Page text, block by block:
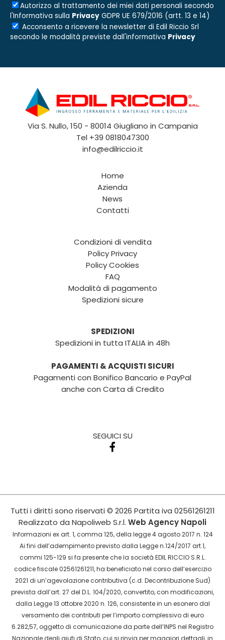
Autorizzo al trattamento dei miei dati personali secondo
l'Informativa sulla Privacy GDPR UE 679/2016 (artt. 13 e 14)
Acconsento a ricevere la newsletter di Edil Riccio Srl
secondo le modalità previste dall'informativa Privacy
Via S. Nullo, 150 - 80014 Giugliano in Campania
Tel +39 0818047300
info@edilriccio.it
Home
Azienda
News
Contatti
Condizioni di vendita
Policy Privacy
Policy Cookies
FAQ
Modalità di pagamento
Spedizioni sicure
SPEDIZIONI
Spedizioni in tutta ITALIA in 48h
PAGAMENTI & ACQUISTI SICURI
Pagamenti con Bonifico Bancario e PayPal
anche con Carta di Credito
SEGUICI SU
Tutti i diritti sono riservati © 2026 Partita iva 02561261211
Realizzato da Napoliweb S.r.l. Web Agency Napoli
Informazioni ex art. 1, comma 125, della legge 4 agosto 2017 n. 124
Ai fini dell’adempimento previsto dalla Legge n.124/2017 art.1,
commi 125-129 si fa presente che la società EDIL RICCIO S.R.L.
codice fiscale 02561261211, ha beneficiato nel corso dell’esercizio
2021 di un’agevolazione contributiva (c.d. Decontribuzione Sud)
prevista dall’art. 27 del D.L. 104/2020, convertito, con modificazioni,
dalla Legge 13 ottobre 2020 n. 126, consistente in un esonero dal
versamento dei contributi per l’importo complessivo di euro
6.282,57, oggetto di comunicazione da parte dell’INPS nel Registro
Nazionale degli aiuti di Stato, cui si rinvia per maggiori dettagli, in